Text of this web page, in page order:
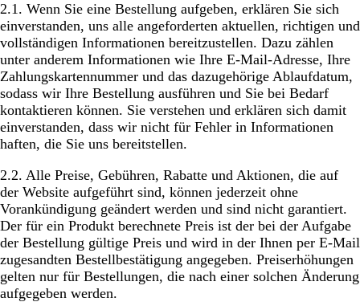
2.1. Wenn Sie eine Bestellung aufgeben, erklären Sie sich
einverstanden, uns alle angeforderten aktuellen, richtigen und
vollständigen Informationen bereitzustellen. Dazu zählen
unter anderem Informationen wie Ihre E-Mail-Adresse, Ihre
Zahlungskartennummer und das dazugehörige Ablaufdatum,
sodass wir Ihre Bestellung ausführen und Sie bei Bedarf
kontaktieren können. Sie verstehen und erklären sich damit
einverstanden, dass wir nicht für Fehler in Informationen
haften, die Sie uns bereitstellen.
2.2. Alle Preise, Gebühren, Rabatte und Aktionen, die auf
der Website aufgeführt sind, können jederzeit ohne
Vorankündigung geändert werden und sind nicht garantiert.
Der für ein Produkt berechnete Preis ist der bei der Aufgabe
der Bestellung gültige Preis und wird in der Ihnen per E-Mail
zugesandten Bestellbestätigung angegeben. Preiserhöhungen
gelten nur für Bestellungen, die nach einer solchen Änderung
aufgegeben werden.